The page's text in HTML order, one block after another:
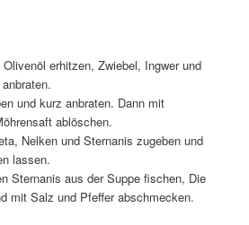
erhitzen, Zwiebel, Ingwer und
und kurz anbraten. Dann mit
ablöschen.
Nelken und Sternanis zugeben und
lassen.
Sternanis aus der Suppe fischen, Die
mit Salz und Pfeffer abschmecken.